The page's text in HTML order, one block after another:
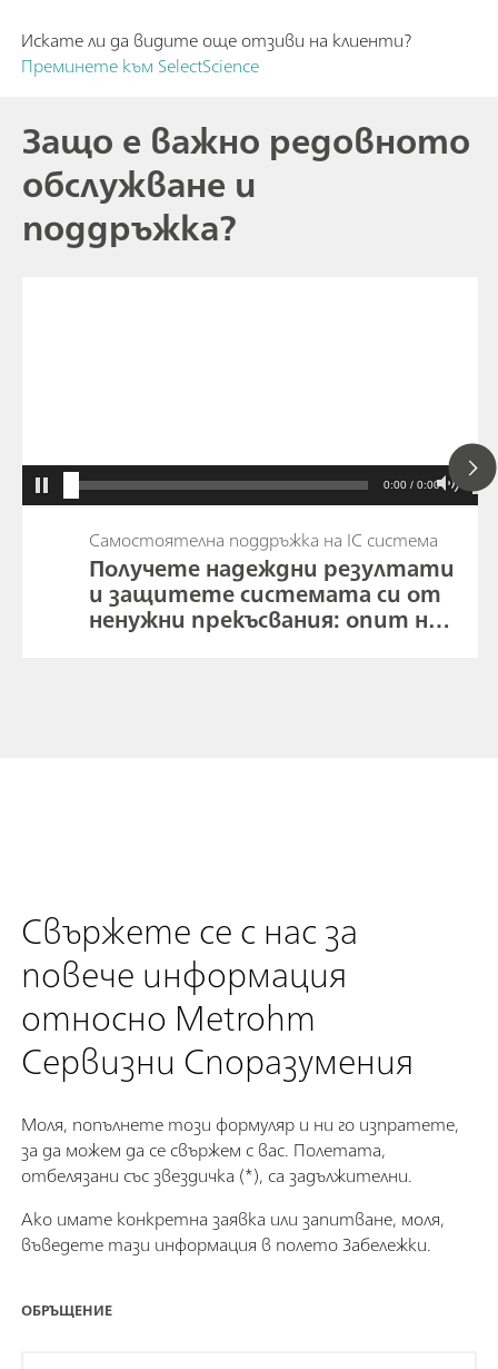
Искате ли да видите още отзиви на клиенти?
Преминете към SelectScience
Защо е важно редовното
обслужване и
поддръжка?
0:00 / 0:00
Самостоятелна поддръжка на IC система
Получете надеждни резултати
и защитете системата си от
ненужни прекъсвания: опит на
сервизен инженер на Metrohm.
Свържете се с нас за
повече информация
относно Metrohm
Сервизни Споразумения
Моля, попълнете този формуляр и ни го изпратете,
за да можем да се свържем с вас. Полетата,
отбелязани със звездичка (*), са задължителни.
Ако имате конкретна заявка или запитване, моля,
въведете тази информация в полето Забележки.
ОБРЪЩЕНИЕ